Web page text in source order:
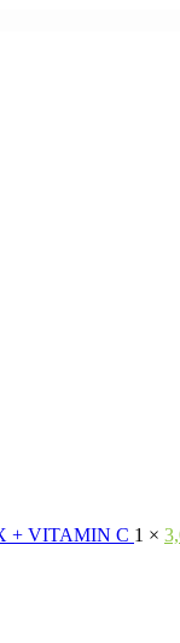
+ VITAMIN C 1 ×